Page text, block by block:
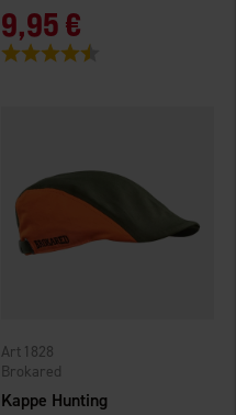
9,95 €
Bewertung:
Kappe Hunting
Brokared
1828